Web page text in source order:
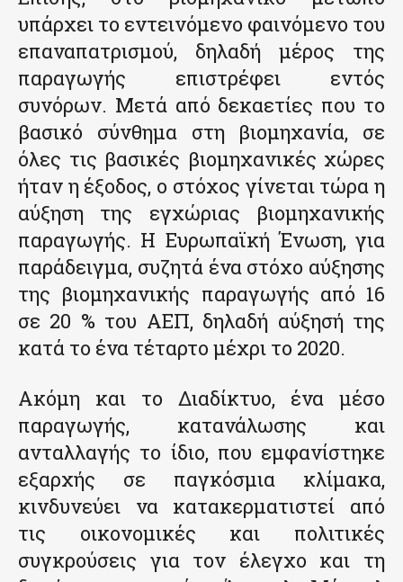
υπάρχει το εντεινόμενο φαινόμενο του
επαναπατρισμού, δηλαδή μέρος της
παραγωγής επιστρέφει εντός
συνόρων. Μετά από δεκαετίες που το
βασικό σύνθημα στη βιομηχανία, σε
όλες τις βασικές βιομηχανικές χώρες
ήταν η έξοδος, ο στόχος γίνεται τώρα η
αύξηση της εγχώριας βιομηχανικής
παραγωγής. Η Ευρωπαϊκή Ένωση, για
παράδειγμα, συζητά ένα στόχο αύξησης
της βιομηχανικής παραγωγής από 16
σε 20 % του ΑΕΠ, δηλαδή αύξησή της
κατά το ένα τέταρτο μέχρι το 2020.
Ακόμη και το Διαδίκτυο, ένα μέσο
παραγωγής, κατανάλωσης και
ανταλλαγής το ίδιο, που εμφανίστηκε
εξαρχής σε παγκόσμια κλίμακα,
κινδυνεύει να κατακερματιστεί από
τις οικονομικές και πολιτικές
συγκρούσεις για τον έλεγχο και τη